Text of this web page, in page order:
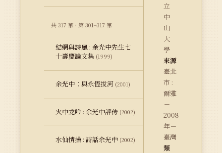
共 317 筆 · 第 301–317 筆
結網與詩風 : 余光中先生七
十壽慶論文集 (1999)
余光中：與永恆拔河 (2001)
火中龙吟 : 余光中評传 (2002)
水仙情操 : 詩話余光中 (2002)
立
中
山
大
學
來源
臺北
市 :
爾雅
－
2008
年－
臺灣
類